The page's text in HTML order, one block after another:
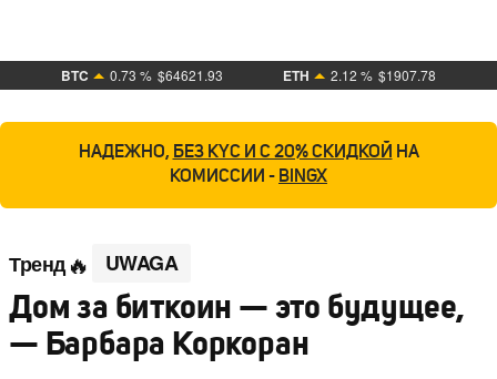
BTC 0.73 % $64621.93 ETH 2.12 % $1907.78
НАДЕЖНО, БЕЗ KYC И С 20% СКИДКОЙ НА
КОМИССИИ - BINGX
Тренд UWAGA
Дом за биткоин — это будущее,
— Барбара Коркоран